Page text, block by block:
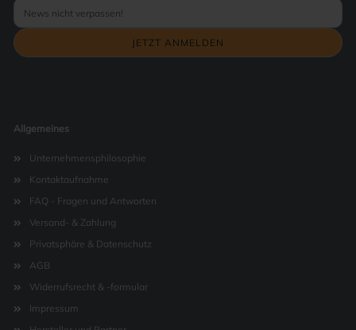
Allgemeines
Unternehmensphilosophie
Kontaktaufnahme
FAQ - Fragen und Antworten
Versand- & Zahlung
Privatsphäre & Datenschutz
AGB
Widerrufsrecht & -formular
Impressum